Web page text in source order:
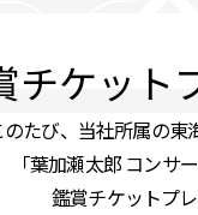
チケット
たび、当社所属の東
「葉加瀬太郎 コンサ
鑑賞チケットプ